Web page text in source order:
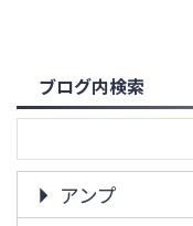
ブログ内検索
アンプ